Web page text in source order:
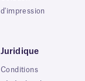
d'impression
Juridique
Conditions